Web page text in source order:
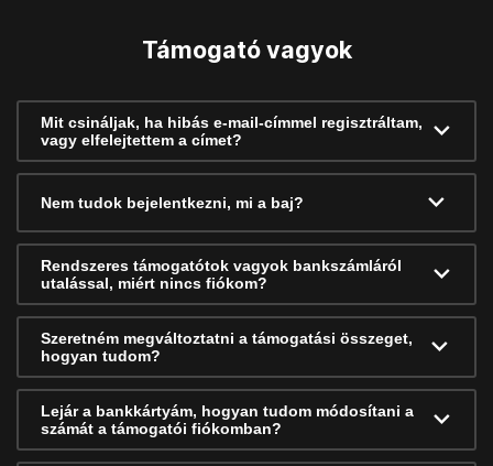
Támogató vagyok
Mit csináljak, ha hibás e-mail-címmel regisztráltam,
vagy elfelejtettem a címet?
Nem tudok bejelentkezni, mi a baj?
Rendszeres támogatótok vagyok bankszámláról
utalással, miért nincs fiókom?
Szeretném megváltoztatni a támogatási összeget,
hogyan tudom?
Lejár a bankkártyám, hogyan tudom módosítani a
számát a támogatói fiókomban?